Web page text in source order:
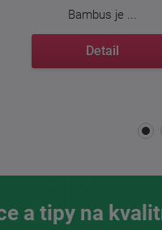
Bambus je ...
Detail
a tipy na